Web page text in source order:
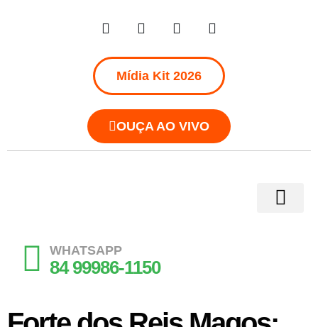
Mídia Kit 2026
OUÇA AO VIVO
WHATSAPP
84 99986-1150